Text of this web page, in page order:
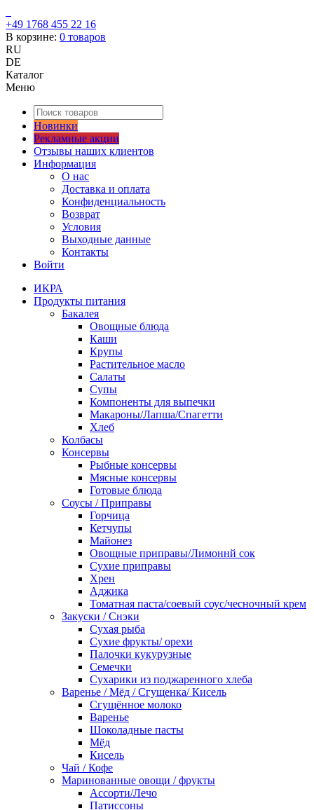
+49 1768 455 22 16
В корзине: 0 товаров
RU
DE
Каталог
Меню
Новинки
Рекламные акции
Отзывы наших клиентов
Информация
О нас
Доставка и оплата
Конфиденциальность
Возврат
Условия
Выходные данные
Контакты
Войти
ИКРА
Продукты питания
Бакалея
Овощные блюда
Каши
Крупы
Растительное масло
Салаты
Супы
Компоненты для выпечки
Макароны/Лапша/Спагетти
Хлеб
Колбасы
Консервы
Рыбные консервы
Мясные консервы
Готовые блюда
Соусы / Приправы
Горчица
Кетчупы
Майонез
Овощные приправы/Лимоннй сок
Сухие приправы
Хрен
Аджика
Томатная паста/соевый соус/чесночный крем
Закуски / Снэки
Сухая рыба
Сухие фрукты/ орехи
Палочки кукурузные
Семечки
Сухарики из поджаренного хлеба
Варенье / Мёд / Сгущенка/ Кисель
Сгущённое молоко
Варенье
Шоколадные пасты
Мёд
Кисель
Чай / Кофе
Маринованные овощи / фрукты
Ассорти/Лечо
Патиссоны